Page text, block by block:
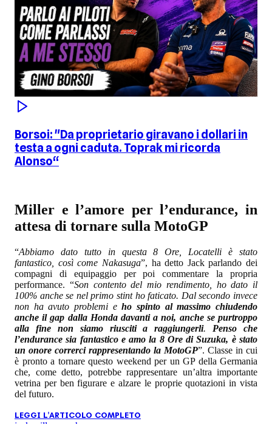
Borsoi: "Da proprietario giravano i dollari in
testa a ogni caduta. Toprak mi ricorda
Alonso“
Miller e l’amore per l’endurance, in
attesa di tornare sulla MotoGP
“Abbiamo dato tutto in questa 8 Ore, Locatelli è stato
fantastico, così come Nakasuga”, ha detto Jack parlando dei
compagni di equipaggio per poi commentare la propria
performance. “Son contento del mio rendimento, ho dato il
100% anche se nel primo stint ho faticato. Dal secondo invece
non ha avuto problemi eho spinto al massimo chiudendo
anche il gap dalla Honda davanti a noi, anche se purtroppo
alla fine non siamo riusciti a raggiungerli. Penso che
l’endurance sia fantastico e amo la 8 Ore di Suzuka, è stato
un onore correrci rappresentando la MotoGP”. Classe in cui
è pronto a tornare questo weekend per un GP della Germania
che, come detto, potrebbe rappresentare un’altra importante
vetrina per ben figurare e alzare le proprie quotazioni in vista
del futuro.
LEGGI L'ARTICOLO COMPLETO